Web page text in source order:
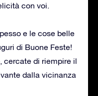
con voi.
e le cose belle
di Buone Feste!
cercate di riempire il
dalla vicinanza